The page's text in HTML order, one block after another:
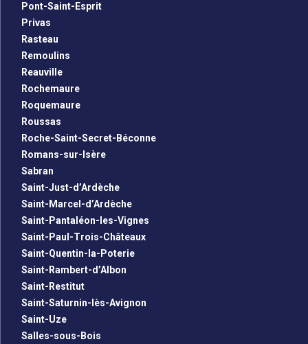
Pont-Saint-Esprit
Privas
Rasteau
Remoulins
Reauville
Rochemaure
Roquemaure
Roussas
Roche-Saint-Secret-Béconne
Romans-sur-Isère
Sabran
Saint-Just-d’Ardèche
Saint-Marcel-d’Ardèche
Saint-Pantaléon-les-Vignes
Saint-Paul-Trois-Châteaux
Saint-Quentin-la-Poterie
Saint-Rambert-d’Albon
Saint-Restitut
Saint-Saturnin-lès-Avignon
Saint-Uze
Salles-sous-Bois